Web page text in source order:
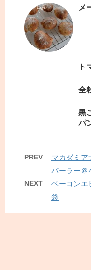
メ
ト
全
黒
パ
PREV
マカダミア
パーラー＠
NEXT
ベーコンエ
袋